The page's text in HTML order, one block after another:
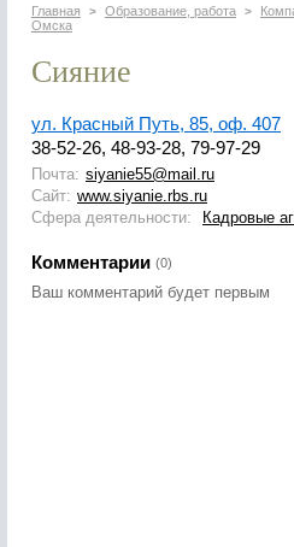
Главная > Образование, работа >
Омска
Сияние
ул. Красный Путь, 85, оф. 407
38-52-26, 48-93-28, 79-97-29
Почта: siyanie55@mail.ru
Сайт: www.siyanie.rbs.ru
Сфера деятельности:
Кадровые
Комментарии (0)
Ваш комментарий будет первым